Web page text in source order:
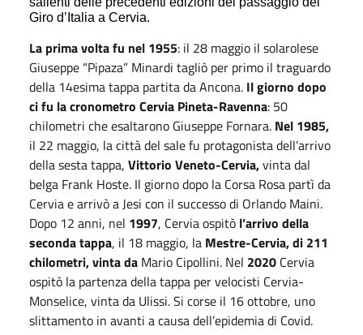
Giro d’Italia a Cervia.
La prima volta fu nel 1955: il 28 maggio il solarolese
Giuseppe “Pipaza” Minardi tagliò per primo il traguardo
della 14esima tappa partita da Ancona. Il giorno dopo
ci fu la cronometro Cervia Pineta-Ravenna: 50
chilometri che esaltarono Giuseppe Fornara. Nel 1985,
il 22 maggio, la città del sale fu protagonista dell’arrivo
della sesta tappa, Vittorio Veneto-Cervia,vinta dal
belga Frank Hoste. Il giorno dopo la Corsa Rosa partì da
Cervia e arrivò a Jesi con il successo di Orlando Maini.
Dopo 12 anni, nel 1997, Cervia ospitò l’arrivo della
seconda tappa, il 18 maggio, la Mestre-Cervia, di 211
chilometri, vinta da Mario Cipollini. Nel 2020 Cervia
ospitò la partenza della tappa per velocisti Cervia-
Monselice, vinta da Ulissi. Si corse il 16 ottobre, uno
slittamento in avanti a causa dell’epidemia di Covid.